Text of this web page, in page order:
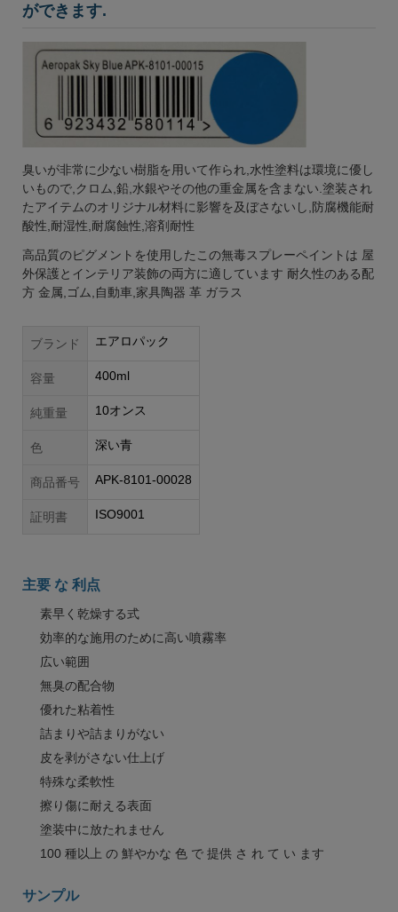
ができます.
臭いが非常に少ない樹脂を用いて作られ,水性塗料は環境に優し
いもので,クロム,鉛,水銀やその他の重金属を含まない.塗装され
たアイテムのオリジナル材料に影響を及ぼさないし,防腐機能耐
酸性,耐湿性,耐腐蝕性,溶剤耐性
高品質のピグメントを使用したこの無毒スプレーペイントは 屋
外保護とインテリア装飾の両方に適しています 耐久性のある配
方 金属,ゴム,自動車,家具陶器 革 ガラス
ブランド エアロパック
容量 400ml
純重量 10オンス
色 深い青
商品番号 APK-8101-00028
証明書 ISO9001
主要 な 利点
素早く乾燥する式
効率的な施用のために高い噴霧率
広い範囲
無臭の配合物
優れた粘着性
詰まりや詰まりがない
皮を剥がさない仕上げ
特殊な柔軟性
擦り傷に耐える表面
塗装中に放たれません
100 種以上 の 鮮やかな 色 で 提供 さ れ て い ます
サンプル